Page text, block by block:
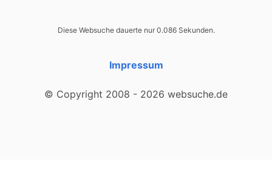
Diese Websuche dauerte nur 0.086 Sekunden.
Impressum
© Copyright 2008 - 2026 websuche.de